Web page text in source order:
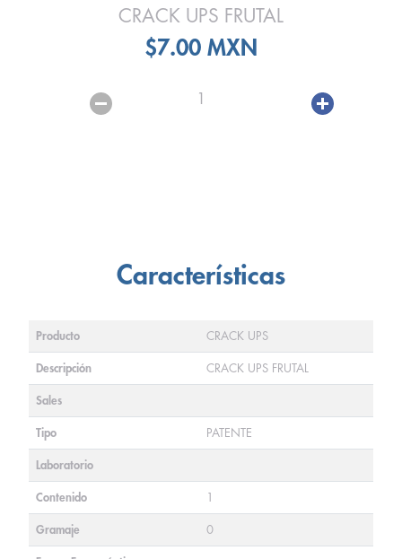
CRACK UPS FRUTAL
$7.00 MXN
1
Características
Producto CRACK UPS
Descripción CRACK UPS FRUTAL
Sales
Tipo PATENTE
Laboratorio
Contenido
Gramaje 0